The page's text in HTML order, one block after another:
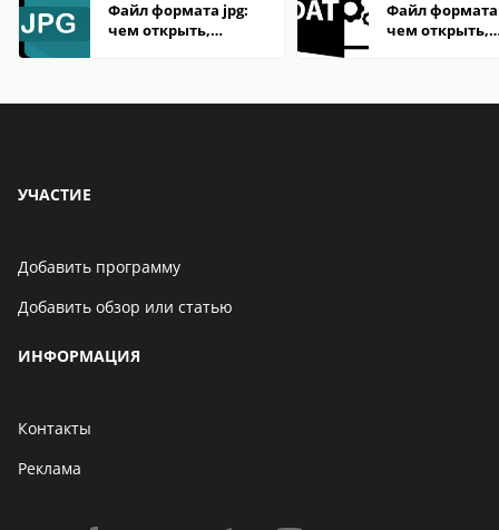
Файл формата jpg:
чем открыть,
Файл формата
чем открыть,
УЧАСТИЕ
Добавить программу
Добавить обзор или статью
ИНФОРМАЦИЯ
Контакты
Реклама